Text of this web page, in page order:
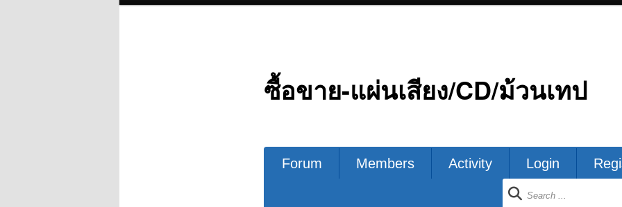
ซื้อขาย-แผ่นเสียง/CD/ม้วนเทป
Forum
Forum Members Activity Login